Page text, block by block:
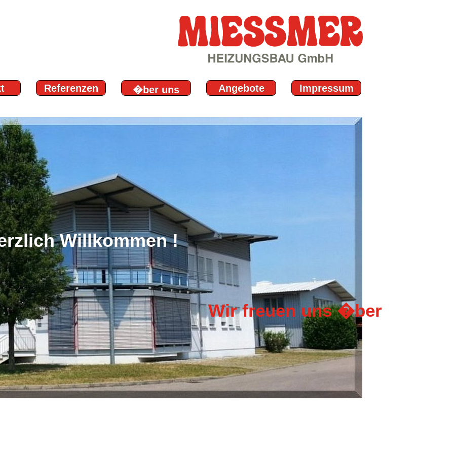
Referenzen �ber uns Angebote Impressum
Willkommen !
Wir freuen uns �ber Ihren